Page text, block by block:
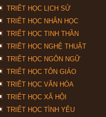
TRIẾT HỌC LỊCH SỬ
TRIẾT HỌC NHÂN HỌC
TRIẾT HỌC TINH THẦN
TRIẾT HỌC NGHỆ THUẬT
TRIẾT HỌC NGÔN NGỮ
TRIẾT HỌC TÔN GIÁO
TRIẾT HỌC VĂN HÓA
TRIẾT HỌC XÃ HỘI
TRIẾT HỌC TÌNH YÊU